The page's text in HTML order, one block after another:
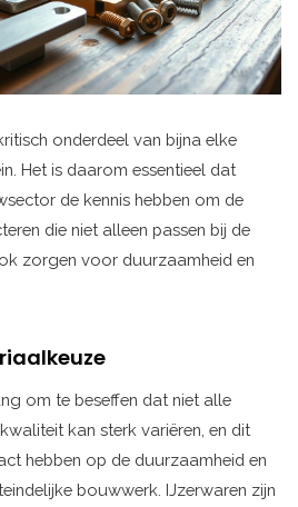
onderdeel van bijna elke
Het is daarom essentieel dat
de kennis hebben om de
die niet alleen passen bij de
zorgen voor duurzaamheid en
om te beseffen dat niet alle
kan sterk variëren, en dit
hebben op de duurzaamheid en
bouwwerk. IJzerwaren zijn